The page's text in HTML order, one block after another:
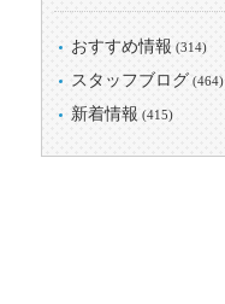
おすすめ情報 (314)
スタッフブログ (464)
新着情報 (415)